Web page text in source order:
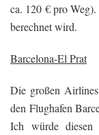
ca. 120 € pro
berechnet wird.
Barcelona-El Prat
Die großen
den Flughafen
Ich würde diesen